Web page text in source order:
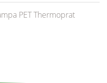
PET Thermoprat